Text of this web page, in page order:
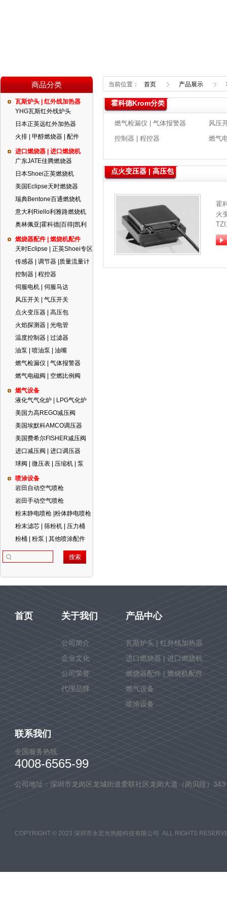
商品分类
瓦斯炉头 | 红外线加热器
YHG瓦斯红外线炉头
日本正英远红外加热器
火排 | 甲醇燃烧器 | 配件
进口燃烧器 | 进口燃烧机
广东JATE佳腾燃烧器
日本Shoei正英燃烧机
美国Eclipse天时燃烧器
瑞典Bentone百通燃烧机
意大利Riello利雅路燃烧机
奥林佩亚|霍科德|百得|凯利
燃烧器配件 | 燃烧机配件
天时Eclipse | 正英Shoei专区
传感器 | 调节器 |质量流量计
控制器 | 程控器
伺服电机 | 伺服马达
风压开关 | 气压开关
点火变压器 | 高压包
火焰探测器 | 光电管
温度控制器 | 过滤器
油泵 | 喷油泵 | 油嘴
燃气检漏仪 | 气体报警器
燃气电磁阀 | 空燃比例阀
燃气设备
液化气气化炉 | LPG气化炉
美国力高REGO减压阀
美国埃默科AMCO调压器
美国费希尔FISHER减压阀
进口减压阀 | 进口调压器
球阀 | 微压表 | 压缩机 | 泵
喷涂设备
岩田自动空气喷枪
岩田手动空气喷枪
粉末静电喷枪 |粉体静电喷枪
粉末滤芯 | 筛粉机 | 压力桶
粉桶 | 粉泵 | 其他喷涂配件
当前位置： 首页 产品展示
霍科德Krom分类
燃气检漏仪 | 气体报警器
风压
控制器 | 程控器
燃气
点火变压器 | 高压包
霍
火
首页 关于我们
公司简介
企业文化
公司荣誉
代理品牌
产品中心
瓦斯炉头 | 红外线加热器
进口燃烧器 | 进口燃烧机
燃烧器配件 | 燃烧机配件
燃气设备
喷涂设备
联系我们
全国服务热线
4008-6565-99
公司地址：深圳市龙岗区龙城街道爱联社区龙岗大道（岗贝段）343
COPYRIGHT © 2023 深圳市永宏光热能科技有限公司 ALL RIGHTS